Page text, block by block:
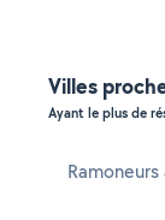
Villes
Ayant le plus de